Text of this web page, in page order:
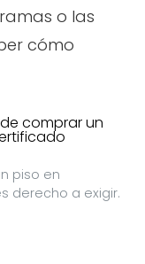
o las
cómo
piso en
derecho a exigir.